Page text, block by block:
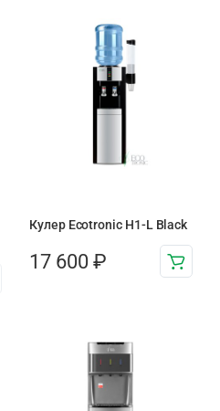
Кулер Ecotronic H1-L Black
17 600 ₽